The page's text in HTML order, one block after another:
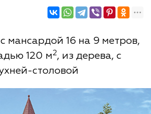
мансардой 16 на 9 метров,
120 м2, из дерева, с
столовой